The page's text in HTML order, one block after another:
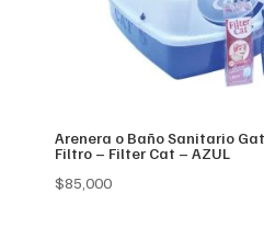
Arenera o Baño Sanitario
Filtro – Filter Cat – AZUL
$85,000